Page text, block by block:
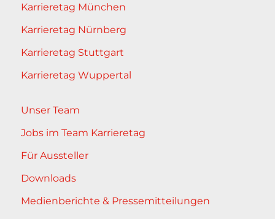
Karrieretag München
Karrieretag Nürnberg
Karrieretag Stuttgart
Karrieretag Wuppertal
Unser Team
Jobs im Team Karrieretag
Für Aussteller
Downloads
Medienberichte & Pressemitteilungen